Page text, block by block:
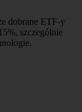
dobrane ETF-y
szczególnie